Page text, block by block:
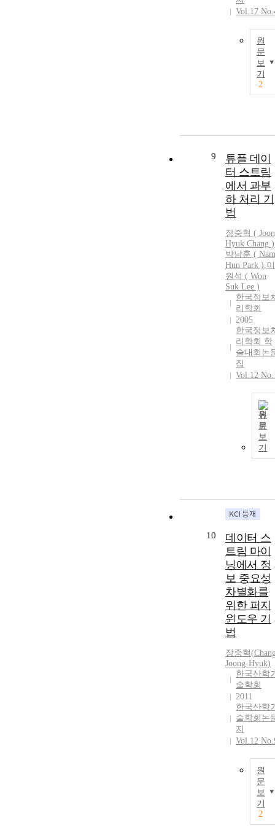
Vol.17
원
문
보
기
2
9
튜플 데이
터 스트림
에서 과부
하 처리 기
법
장중혁 (
Hyuk Chang )
박남훈 ( Nam
Hun Park ),이
원석 ( Won
Suk Lee )
한국정보
리학회
2005
한국정보
리학회 학
술대회논
집
Vol.12
원
문
보
기
10
데이터 스
트림 마이
닝에서 정
보 중요성
차별화를
위한 퍼지
윈도우 기
법
장중혁(
Joong-Hyuk)
한국산학
술학회
2011
한국산학
술학회논
지
Vol.12
원
문
보
기
2